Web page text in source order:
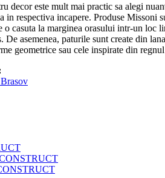
decor este mult mai practic sa alegi
in respectiva incapere. Produse
o casuta la marginea orasului intr-un
De asemenea, paturile sunt create din
geometrice sau cele inspirate din